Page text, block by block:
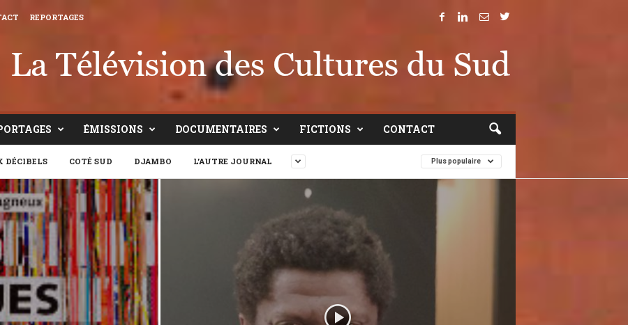
REPORTAGES
ÉMISSIONS DOCUMENTAIRES FICTIONS CONTACT
DÉCIBELS COTÉ SUD DJAMBO L'AUTRE JOURNAL Plus populaire